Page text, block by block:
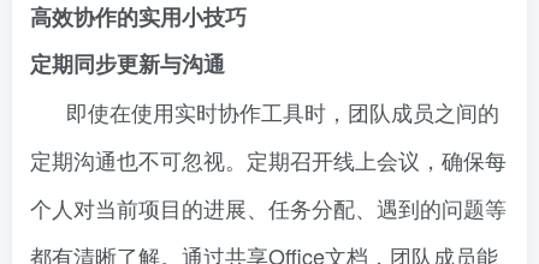
高效协作的实用小技巧
定期同步更新与沟通
即使在使用实时协作工具时，团队成员之间的
定期沟通也不可忽视。定期召开线上会议，确保每
个人对当前项目的进展、任务分配、遇到的问题等
都有清晰了解。通过共享Office文档，团队成员能